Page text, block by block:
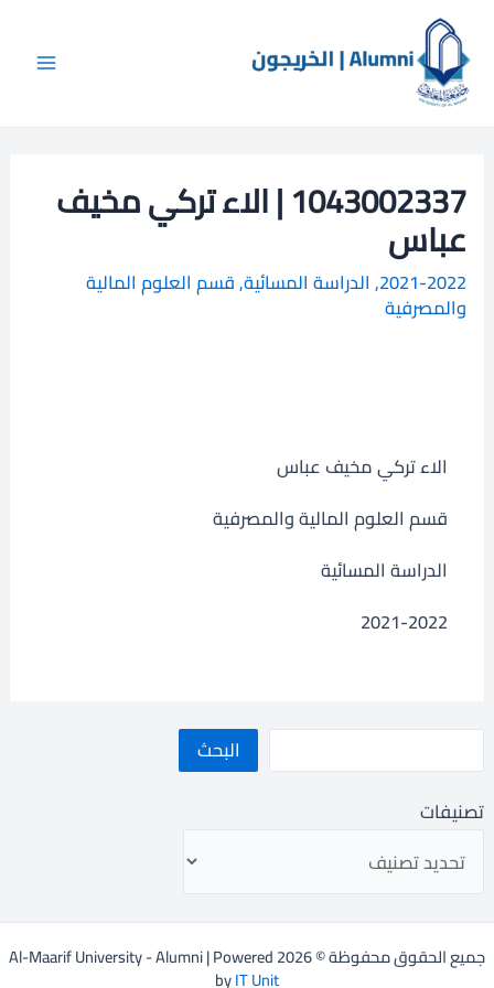
المحتوى
البحث
تصنيفات
1043002337 | الاء تركي مخيف
عباس
2021-2022
, الدراسة المسائية,قسم العلوم المالية
والمصرفية
الاء تركي مخيف عباس
قسم العلوم المالية والمصرفية
الدراسة المسائية
2021-2022
جميع الحقوق محفوظة © 2026 Al-Maarif University - Alumni | Powered
byIT Unit